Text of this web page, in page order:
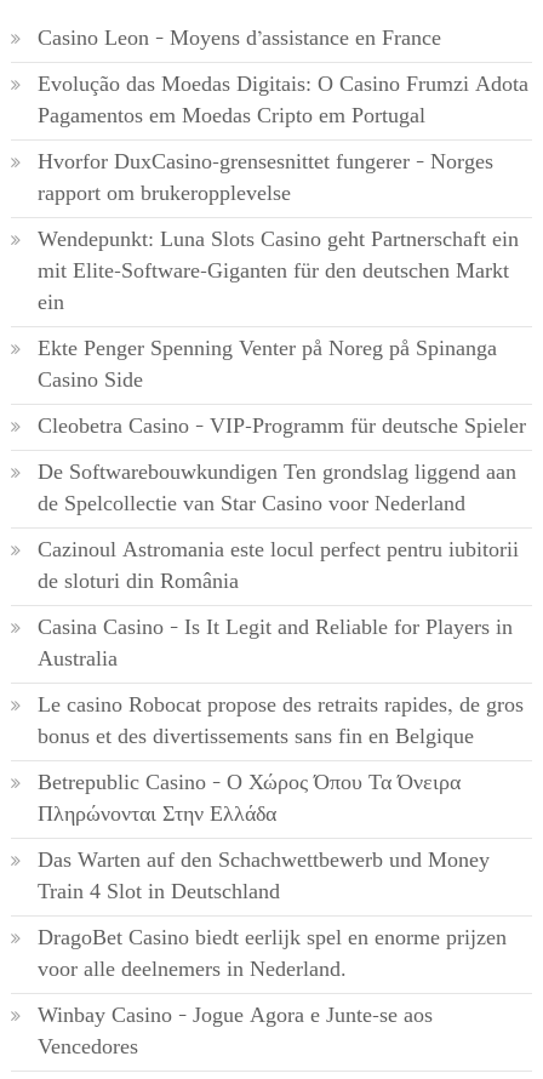
Casino Leon – Moyens d’assistance en France
Evolução das Moedas Digitais: O Casino Frumzi Adota
Pagamentos em Moedas Cripto em Portugal
Hvorfor DuxCasino-grensesnittet fungerer – Norges
rapport om brukeropplevelse
Wendepunkt: Luna Slots Casino geht Partnerschaft ein
mit Elite-Software-Giganten für den deutschen Markt
ein
Ekte Penger Spenning Venter på Noreg på Spinanga
Casino Side
Cleobetra Casino – VIP-Programm für deutsche Spieler
De Softwarebouwkundigen Ten grondslag liggend aan
de Spelcollectie van Star Casino voor Nederland
Cazinoul Astromania este locul perfect pentru iubitorii
de sloturi din România
Casina Casino – Is It Legit and Reliable for Players in
Australia
Le casino Robocat propose des retraits rapides, de gros
bonus et des divertissements sans fin en Belgique
Betrepublic Casino – Ο Χώρος Όπου Τα Όνειρα
Πληρώνονται Στην Ελλάδα
Das Warten auf den Schachwettbewerb und Money
Train 4 Slot in Deutschland
DragoBet Casino biedt eerlijk spel en enorme prijzen
voor alle deelnemers in Nederland.
Winbay Casino – Jogue Agora e Junte-se aos
Vencedores